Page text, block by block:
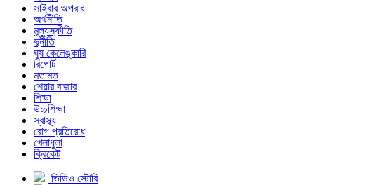
সাইবার অপরাধ
অর্থনীতি
মূল্যস্ফীতি
দুর্নীতি
ঘুষ কেলেঙ্কারি
রিপোর্ট
মতামত
শেয়ার বাজার
শিক্ষা
উচ্চশিক্ষা
স্বাস্থ্য
রোগ প্রতিরোধ
খেলাধুলা
ক্রিকেট
ভিডিও স্টোরি